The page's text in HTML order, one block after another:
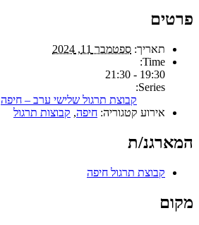
פרטים
תאריך: ספטמבר 11, 2024
Time:
19:30 - 21:30
Series:
קבוצת תרגול שלישי ערב – חיפה
אירוע קטגוריה: חיפה, קבוצות תרגול
המארגנ/ת
קבוצת תרגול חיפה
מקום